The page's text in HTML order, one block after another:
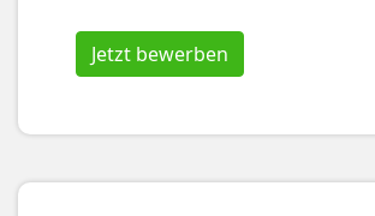
Jetzt bewerben